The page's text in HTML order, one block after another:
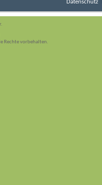
Datenschutz
Rechte vorbehalten.